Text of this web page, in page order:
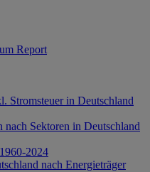
Report
Stromsteuer in Deutschland
nach Sektoren in Deutschland
2024
nach Energieträger